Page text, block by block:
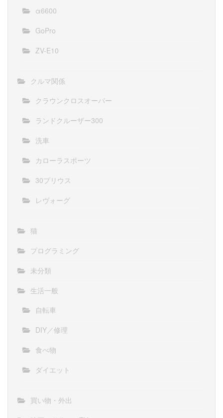
α6600
GoPro
ZV-E10
クルマ関係
クラウンクロスオーバー
ランドクルーザー300
洗車
カローラスポーツ
30プリウス
レヴォーグ
猫
プログラミング
未分類
生活一般
自転車
DIY／修理
食べ物
ダイエット
買い物・外出